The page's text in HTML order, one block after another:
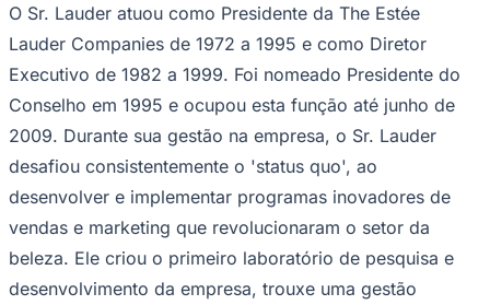
O Sr. Lauder atuou como Presidente da The Estée
Lauder Companies de 1972 a 1995 e como Diretor
Executivo de 1982 a 1999. Foi nomeado Presidente do
Conselho em 1995 e ocupou esta função até junho de
2009. Durante sua gestão na empresa, o Sr. Lauder
desafiou consistentemente o 'status quo', ao
desenvolver e implementar programas inovadores de
vendas e marketing que revolucionaram o setor da
beleza. Ele criou o primeiro laboratório de pesquisa e
desenvolvimento da empresa, trouxe uma gestão